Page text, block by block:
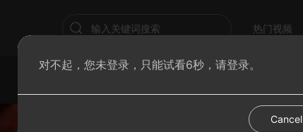
热门视频
对不起，您未登录，只能试看6秒，请登录。
Cancel